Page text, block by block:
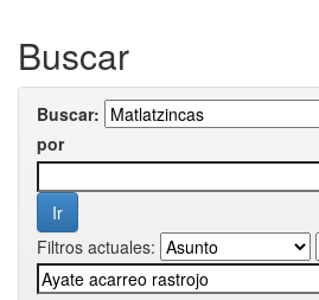
Buscar
Buscar:
por
Filtros actuales: